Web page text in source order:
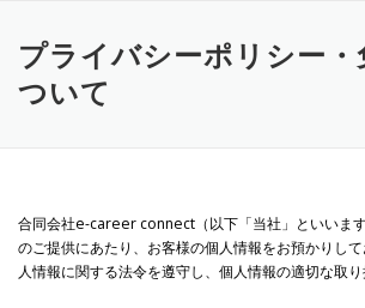
プライバシーポリシー・
ついて
合同会社e-career connect（以下「当社」といいま
のご提供にあたり、お客様の個人情報をお預かりし
人情報に関する法令を遵守し、個人情報の適切な取り